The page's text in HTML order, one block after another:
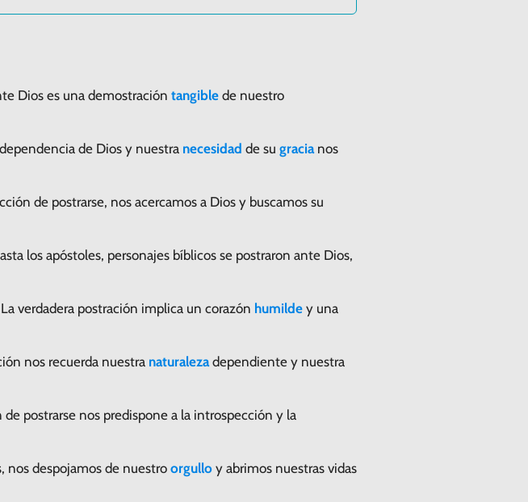
Dios es una demostración tangible de nuestro
de Dios y nuestra necesidad de su gracianos
de postrarse, nos acercamos a Dios y buscamos su
los apóstoles, personajes bíblicos se postraron ante Dios,
La verdadera postración implica un corazón humilde y una
nos recuerda nuestra naturalezadependiente y nuestra
de postrarse nos predispone a la introspección y la
nos despojamos de nuestroorgullo y abrimos nuestras vidas